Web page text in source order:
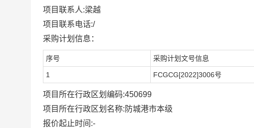
项目联系人:梁越
项目联系电话:/
采购计划信息：
序号 采购计划文号信息
1 FCGCG[2022]3006号
项目所在行政区划编码:450699
项目所在行政区划名称: 防城港市本级
报价起止时间:-